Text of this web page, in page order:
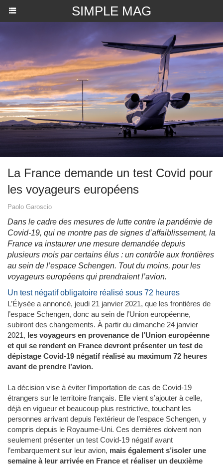
SIMPLE MAG
La France demande un test Covid pour
les voyageurs européens
Paolo Garoscio
Dans le cadre des mesures de lutte contre la pandémie de
Covid-19, qui ne montre pas de signes d’affaiblissement, la
France va instaurer une mesure demandée depuis
plusieurs mois par certains élus : un contrôle aux frontières
au sein de l’espace Schengen. Tout du moins, pour les
voyageurs européens qui prendraient l’avion.
Un test négatif obligatoire réalisé sous 72 heures
L’Élysée a annoncé, jeudi 21 janvier 2021, que les frontières de
l’espace Schengen, donc au sein de l’Union européenne,
subiront des changements. À partir du dimanche 24 janvier
2021, les voyageurs en provenance de l’Union européenne
et qui se rendent en France devront présenter un test de
dépistage Covid-19 négatif réalisé au maximum 72 heures
avant de prendre l’avion.
La décision vise à éviter l’importation de cas de Covid-19
étrangers sur le territoire français. Elle vient s’ajouter à celle,
déjà en vigueur et beaucoup plus restrictive, touchant les
personnes arrivant depuis l’extérieur de l’espace Schengen, y
compris depuis le Royaume-Uni. Ces dernières doivent non
seulement présenter un test Covid-19 négatif avant
l’embarquement sur leur avion, mais également s’isoler une
semaine à leur arrivée en France et réaliser un deuxième